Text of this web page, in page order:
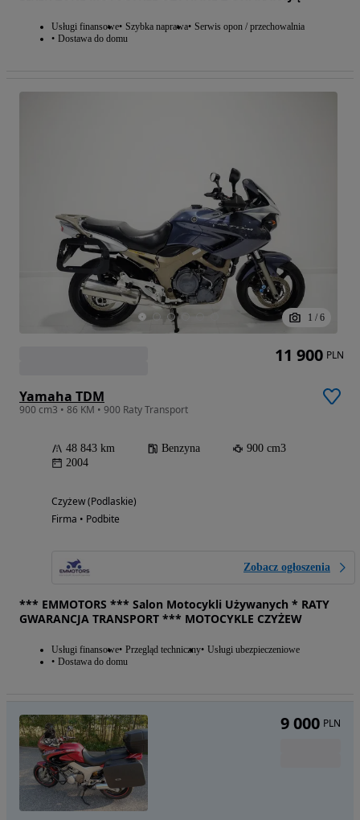
Usługi finansowe Szybka naprawa Serwis opon / przechowalnia
Dostawa do domu
1 / 6
Yamaha TDM
900 cm3 • 86 KM • 900 Raty Transport
48 843 km Benzyna
900 cm3
2004
Czyżew (Podlaskie)
Firma • Podbite
Zobacz ogłoszenia
*** EMMOTORS *** Salon Motocykli Używanych * RATY
GWARANCJA TRANSPORT *** MOTOCYKLE CZYŻEW
Usługi finansowe Przegląd techniczny Usługi ubezpieczeniowe
Dostawa do domu
11 900 PLN
9 000 PLN